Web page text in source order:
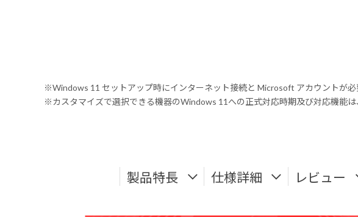
※Windows 11 セットアップ時にインターネット接続と Microsoft アカウントが必
※カスタマイズで選択できる機器のWindows 11への正式対応時期及び対応機能は
製品特長 仕様詳細 レビュー